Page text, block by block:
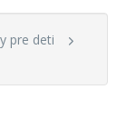
pre deti